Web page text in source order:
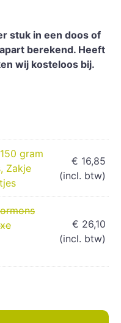
stuk in een doos of
berekend. Heeft
wij kosteloos bij.
gram
Zakje
€ 16,85
(incl. btw)
€ 26,10
(incl. btw)